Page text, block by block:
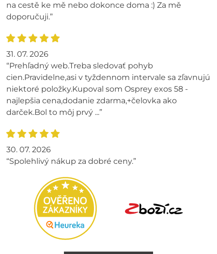
na cestě ke mě nebo dokonce doma :) Za mě
doporučuji.”
31. 07. 2026
“Prehľadný web.Treba sledovať pohyb
cien.Pravidelne,asi v tyždennom intervale sa zľavnujú
niektoré položky.Kupoval som Osprey exos 58 -
najlepšia cena,dodanie zdarma,+čelovka ako
darček.Bol to môj prvý ...”
30. 07. 2026
“Spolehlivý nákup za dobré ceny.”